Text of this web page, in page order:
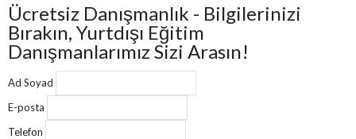
Ücretsiz Danışmanlık - Bilgilerinizi
Bırakın, Yurtdışı Eğitim
Danışmanlarımız Sizi Arasın!
Ad Soyad
E-posta
Telefon